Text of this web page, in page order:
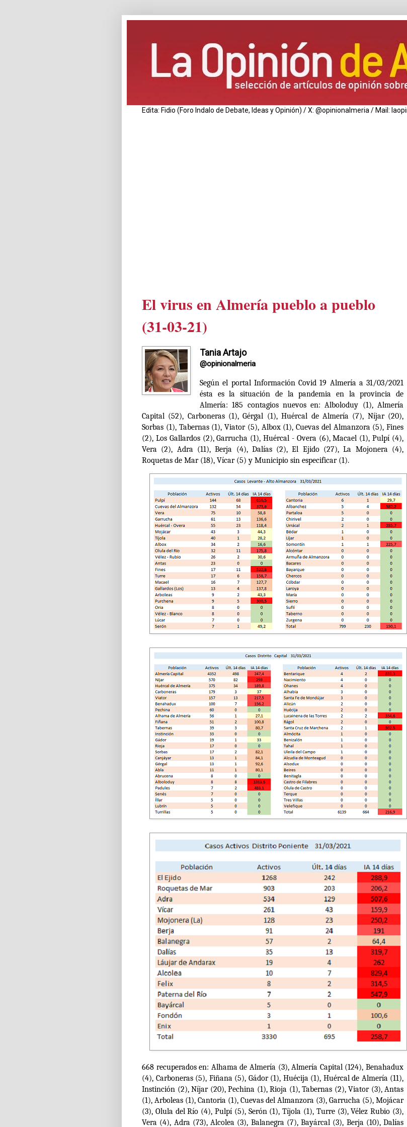
Edita: Fidio (Foro Indalo de Debate, Ideas y Opinión) / X: @opinionalmeria / Mail:
El virus en Almería pueblo a pueblo
(31-03-21)
Tania Artajo
@opinionalmeria
Según el portal Información Covid 19 Almería a 31/03/2021
ésta es la situación de la pandemia en la provincia de
Almería:185 contagios nuevos en: Alboloduy (1), Almería
Capital (52), Carboneras (1), Gérgal (1), Huércal de Almería (7), Níjar (20),
Sorbas (1), Tabernas (1), Viator (5), Albox (1), Cuevas del Almanzora (5), Fines
(2), Los Gallardos (2), Garrucha (1), Huércal - Overa (6), Macael (1), Pulpí (4),
Vera (2), Adra (11), Berja (4), Dalías (2), El Ejido (27), La Mojonera (4),
Roquetas de Mar (18), Vícar (5) y Municipio sin especificar (1).
668 recuperados en: Alhama de Almería (3), Almería Capital (124), Benahadux
(4), Carboneras (5), Fiñana (5), Gádor (1), Huécija (1), Huércal de Almería (11),
Instinción (2), Níjar (20), Pechina (1), Rioja (1), Tabernas (2), Viator (3), Antas
(1), Arboleas (1), Cantoria (1), Cuevas del Almanzora (3), Garrucha (5), Mojácar
(3), Olula del Río (4), Pulpí (5), Serón (1), Tíjola (1), Turre (3), Vélez Rubio (3),
Vera (4), Adra (73), Alcolea (3), Balanegra (7), Bayárcal (3), Berja (10), Dalías